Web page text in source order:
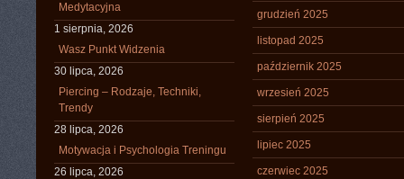
Medytacyjna
1 sierpnia, 2026
Wasz Punkt Widzenia
30 lipca, 2026
Piercing – Rodzaje, Techniki,
Trendy
28 lipca, 2026
Motywacja i Psychologia Treningu
26 lipca, 2026
grudzień 2025
listopad 2025
październik 2025
wrzesień 2025
sierpień 2025
lipiec 2025
czerwiec 2025